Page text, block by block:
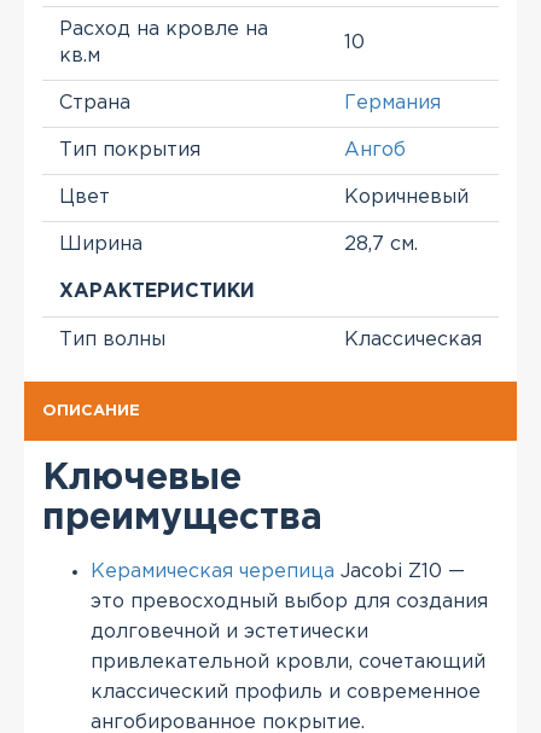
Расход на кровле на
кв.м
10
Страна Германия
Тип покрытия Ангоб
Цвет Коричневый
Ширина 28,7 см.
ХАРАКТЕРИСТИКИ
Тип волны Классическая
ОПИСАНИЕ
Ключевые
преимущества
Керамическая черепица Jacobi Z10 —
это превосходный выбор для создания
долговечной и эстетически
привлекательной кровли, сочетающий
классический профиль и современное
ангобированное покрытие.